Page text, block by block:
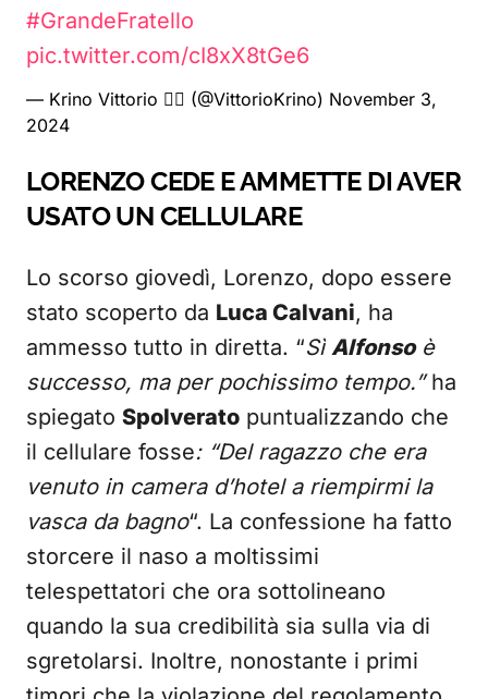
#GrandeFratello
pic.twitter.com/cI8xX8tGe6
— Krino Vittorio 🏳️‍🌈 (@VittorioKrino) November 3,
2024
LORENZO CEDE E AMMETTE DI AVER
USATO UN CELLULARE
Lo scorso giovedì, Lorenzo, dopo essere
stato scoperto da Luca Calvani, ha
ammesso tutto in diretta. “SìAlfonsoè
successo, ma per pochissimo tempo.”ha
spiegato Spolverato puntualizzando che
il cellulare fosse: “Del ragazzo che era
venuto in camera d’hotel a riempirmi la
vasca da bagno“. La confessione ha fatto
storcere il naso a moltissimi
telespettatori che ora sottolineano
quando la sua credibilità sia sulla via di
sgretolarsi. Inoltre, nonostante i primi